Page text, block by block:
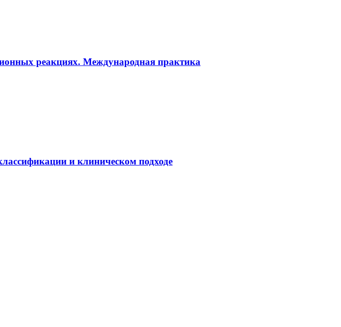
реакциях. Международная практика
и клиническом подходе